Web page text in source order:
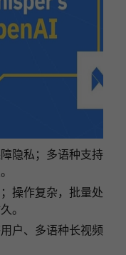
隐私；多语种支持
操作复杂，批量处
。
户、多语种长视频